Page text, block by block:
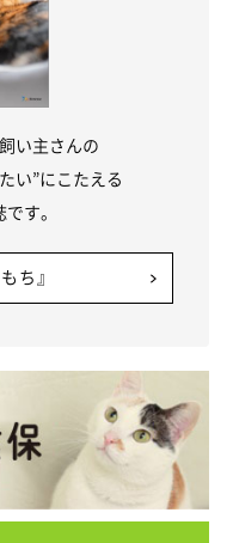
い主さんの
い”にこたえる
す。
ち』